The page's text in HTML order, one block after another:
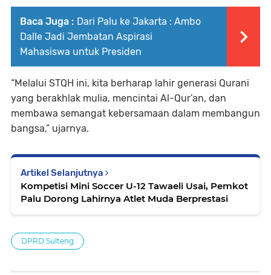
Baca Juga : Dari Palu ke Jakarta : Ambo
Dalle Jadi Jembatan Aspirasi
Mahasiswa untuk Presiden
“Melalui STQH ini, kita berharap lahir generasi Qurani
yang berakhlak mulia, mencintai Al-Qur’an, dan
membawa semangat kebersamaan dalam membangun
bangsa,” ujarnya.
Artikel Selanjutnya
Kompetisi Mini Soccer U-12 Tawaeli Usai, Pemkot
Palu Dorong Lahirnya Atlet Muda Berprestasi
DPRD Sulteng